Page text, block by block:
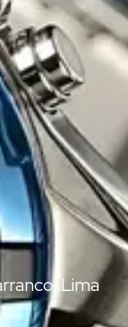
Lima